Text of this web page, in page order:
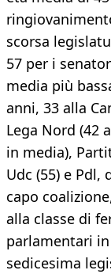
scorsa
57 per i
media più
anni, 33 alla
Lega Nord (42
in media),
Udc (55) e Pdl,
capo
alla classe di
parlamentari
sedicesima